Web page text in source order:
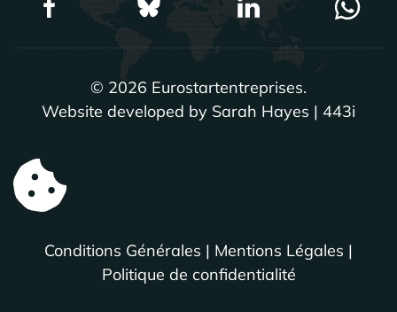
© 2026 Eurostartentreprises.
Website developed by Sarah Hayes | 443i
Conditions Générales | Mentions Légales |
Politique de confidentialité